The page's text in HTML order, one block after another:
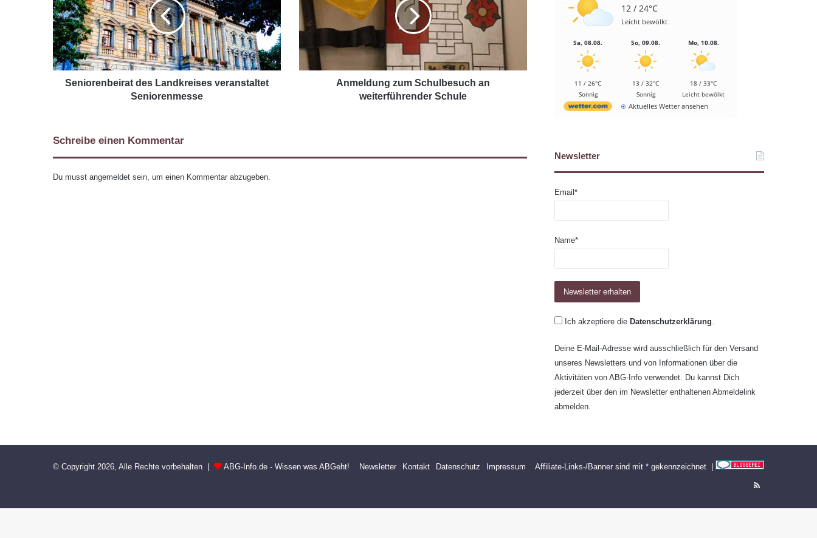
Seniorenbeirat des Landkreises veranstaltet
Seniorenmesse
Anmeldung zum Schulbesuch an
weiterführender Schule
Schreibe einen Kommentar
Du musst angemeldet sein, um einen Kommentar abzugeben.
12 / 24°C
Leicht bewölkt
Sa, 08.08.
11 / 26°C
Sonnig
So, 09.08.
13 / 32°C
Sonnig
Mo, 10.08.
18 / 33°C
Leicht bewölkt
Aktuelles Wetter ansehen
Newsletter
Email*
Name*
Ich akzeptiere die Datenschutzerklärung.
Deine E-Mail-Adresse wird ausschließlich für den Versand
unseres Newsletters und von Informationen über die
Aktivitäten von ABG-Info verwendet. Du kannst Dich
jederzeit über den im Newsletter enthaltenen Abmeldelink
abmelden.
© Copyright 2026, Alle Rechte vorbehalten | ABG-Info.de - Wissen was ABGeht! Affiliate-Links-/Banner sind mit * gekennzeichnet |
Newsletter Kontakt Datenschutz Impressum